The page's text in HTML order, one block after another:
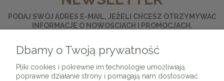
PODAJ SWÓJ ADRES E-MAIL, JEŻELI CHCESZ OTRZYMYWAĆ
INFORMACJE O NOWOŚCIACH I PROMOCJACH.
Dbamy o Twoją prywatność
Pliki cookies i pokrewne im technologie umożliwiają
poprawne działanie strony i pomagają nam dostosować